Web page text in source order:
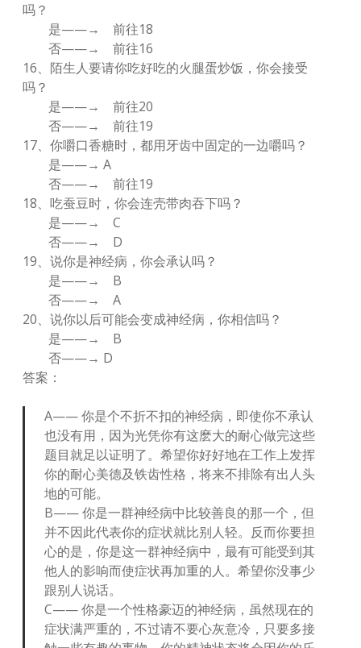
吗？
是——→ 前往18
否——→ 前往16
16、陌生人要请你吃好吃的火腿蛋炒饭，你会接受
吗？
是——→ 前往20
否——→ 前往19
17、你嚼口香糖时，都用牙齿中固定的一边嚼吗？
是——→ A
否——→ 前往19
18、吃蚕豆时，你会连壳带肉吞下吗？
是——→ C
否——→ D
19、说你是神经病，你会承认吗？
是——→ B
否——→ A
20、说你以后可能会变成神经病，你相信吗？
是——→ B
否——→ D
答案：
A—— 你是个不折不扣的神经病，即使你不承认
也没有用，因为光凭你有这麽大的耐心做完这些
题目就足以证明了。希望你好好地在工作上发挥
你的耐心美德及铁齿性格，将来不排除有出人头
地的可能。
B—— 你是一群神经病中比较善良的那一个，但
并不因此代表你的症状就比别人轻。反而你要担
心的是，你是这一群神经病中，最有可能受到其
他人的影响而使症状再加重的人。希望你没事少
跟别人说话。
C—— 你是一个性格豪迈的神经病，虽然现在的
症状满严重的，不过请不要心灰意冷，只要多接